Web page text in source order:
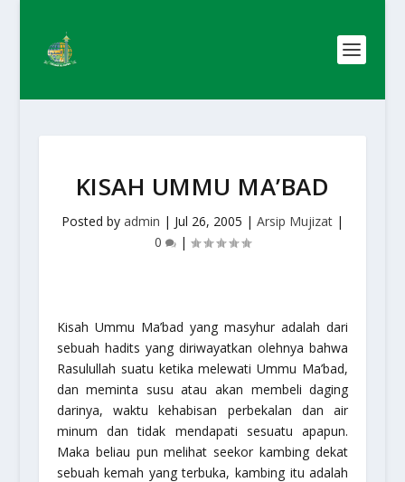
KISAH UMMU MA’BAD
Posted by admin | Jul 26, 2005 | Arsip Mujizat|
0
|
Kisah Ummu Ma’bad yang masyhur adalah dari
sebuah hadits yang diriwayatkan olehnya bahwa
Rasulullah suatu ketika melewati Ummu Ma’bad,
dan meminta susu atau akan membeli daging
darinya, waktu kehabisan perbekalan dan air
minum dan tidak mendapati sesuatu apapun.
Maka beliau pun melihat seekor kambing dekat
sebuah kemah yang terbuka, kambing itu adalah